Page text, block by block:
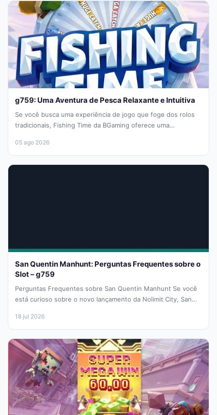
g759: Uma Aventura de Pesca Relaxante e Intuitiva
Se você busca uma experiência de jogo que foge dos rolos
tradicionais, Fishing Time da BGaming oferece uma
05 ago 2026
San Quentin Manhunt: Perguntas Frequentes sobre o
Slot – g759
Perguntas Frequentes sobre San Quentin Manhunt Se você
está curioso sobre o novo lançamento da Nolimit City, San
18 jul 2026